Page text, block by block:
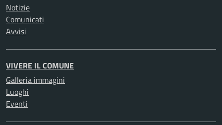
Notizie
Comunicati
Avvisi
VIVERE IL COMUNE
Galleria immagini
Luoghi
Eventi